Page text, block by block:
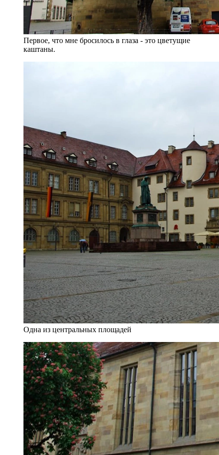
Первое, что мне бросилось в глаза - это цветущие
каштаны.
Одна из центральных площадей